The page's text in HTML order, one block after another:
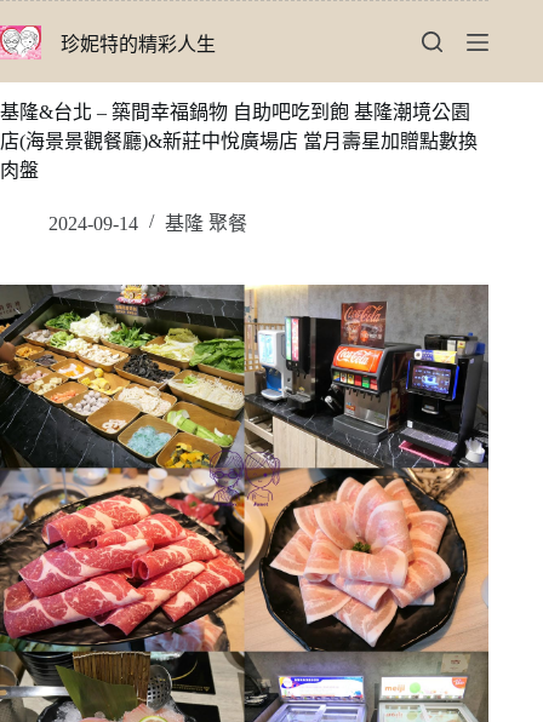
至
要
內
容
珍妮特的精彩人生
基隆&台北 – 築間幸福鍋物 自助吧吃到飽 基隆潮境公園
店(海景景觀餐廳)&新莊中悅廣場店 當月壽星加贈點數換
肉盤
2024-09-14 基隆 聚餐